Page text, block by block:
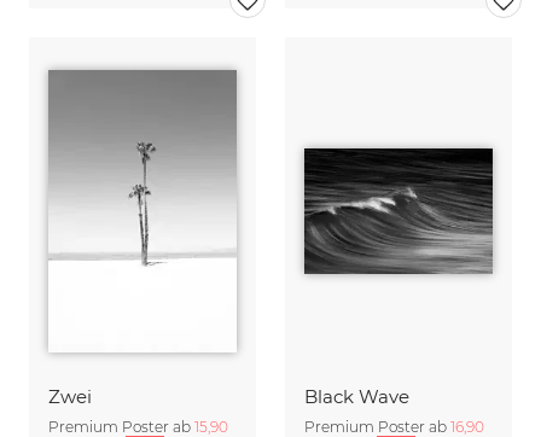
Zwei
Premium Poster ab 15,90
Black Wave
Premium Poster ab 16,90